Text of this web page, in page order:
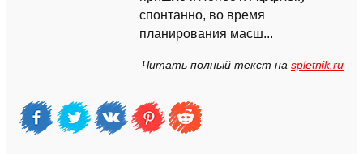
спонтанно, во время
планирования масш...
Читать полный текст на spletnik.ru